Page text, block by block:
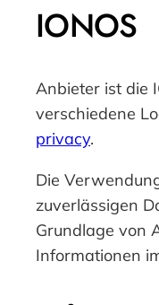
IONOS
Anbieter ist die
verschiedene
privacy.
Die
zuverlässigen
Grundlage von
Informationen